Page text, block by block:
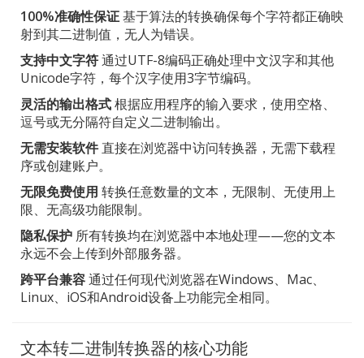
100%准确性保证基于算法的转换确保每个字符都正确映
射到其二进制值，无人为错误。
支持中文字符通过UTF-8编码正确处理中文汉字和其他
Unicode字符，每个汉字使用3字节编码。
灵活的输出格式根据应用程序的输入要求，使用空格、
逗号或无分隔符自定义二进制输出。
无需安装软件直接在浏览器中访问转换器，无需下载程
序或创建账户。
无限免费使用 转换任意数量的文本，无限制、无使用上
限、无高级功能限制。
隐私保护 所有转换均在浏览器中本地处理——您的文本
永远不会上传到外部服务器。
跨平台兼容通过任何现代浏览器在Windows、Mac、
Linux、iOS和Android设备上功能完全相同。
文本转二进制转换器的核心功能